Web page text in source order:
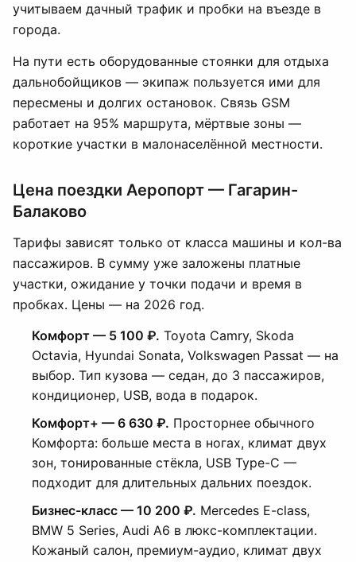
учитываем дачный трафик и пробки на въезде в
города.
На пути есть оборудованные стоянки для отдыха
дальнобойщиков — экипаж пользуется ими для
пересмены и долгих остановок. Связь GSM
работает на 95% маршрута, мёртвые зоны —
короткие участки в малонаселённой местности.
Цена поездки Аеропорт — Гагарин-
Балаково
Тарифы зависят только от класса машины и кол-ва
пассажиров. В сумму уже заложены платные
участки, ожидание у точки подачи и время в
пробках. Цены — на 2026 год.
Комфорт — 5 100 ₽. Toyota Camry, Skoda
Octavia, Hyundai Sonata, Volkswagen Passat — на
выбор. Тип кузова — седан, до 3 пассажиров,
кондиционер, USB, вода в подарок.
Комфорт+ — 6 630 ₽. Просторнее обычного
Комфорта: больше места в ногах, климат двух
зон, тонированные стёкла, USB Type-C —
подходит для длительных дальних поездок.
Бизнес-класс — 10 200 ₽. Mercedes E-class,
BMW 5 Series, Audi A6 в люкс-комплектации.
Кожаный салон, премиум-аудио, климат двух